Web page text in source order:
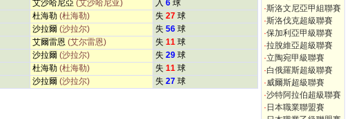
艾沙哈尼亞 (艾沙哈尼亚) 入 6 球
杜海勒 (杜海勒) 失 27 球
沙拉爾 (沙拉尔) 失 56 球
艾爾雷恩 (艾尔雷恩) 失 11 球
沙拉爾 (沙拉尔) 失 29 球
杜海勒 (杜海勒) 失 11 球
沙拉爾 (沙拉尔) 失 27 球
·斯洛文尼亞甲組聯賽
·斯洛伐克超級聯賽
·保加利亞甲級聯賽
·拉脫維亞超級聯賽
·立陶宛甲級聯賽
·白俄羅斯超級聯賽
·威爾斯超級聯賽
·沙特阿拉伯超級聯賽
· 日本職業聯盟賽